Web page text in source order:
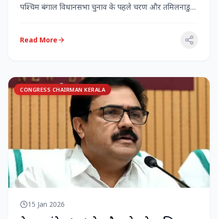
पश्चिम बंगाल विधानसभा चुनाव के पहले चरण और तमिलनाडु
Read More
CONGRESS CHAIRMAN KERALA
15 Jan 2026